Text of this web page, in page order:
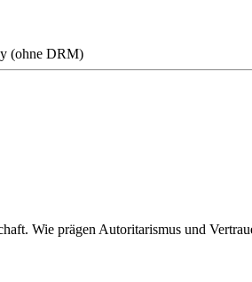
(ohne DRM)
Wie prägen Autoritarismus und